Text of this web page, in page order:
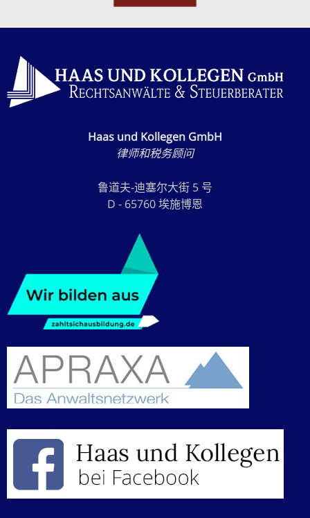
Haas und Kollegen GmbH
律师和税务顾问
鲁道夫-迪塞尔大街 5 号
D - 65760 埃施博恩